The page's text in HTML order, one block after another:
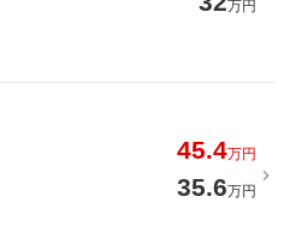
万円
45.4万円
35.6万円